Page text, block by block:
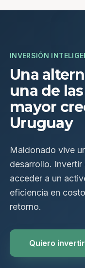
INVERSIÓN
Una
una de
mayor
Uruguay
Maldonado vive
desarrollo.
acceder a un
eficiencia en
retorno.
Quiero invertir